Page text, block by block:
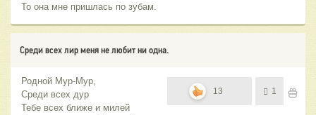
То она мне пришлась по зубам.
Среди всех лир меня не любит ни одна.
Родной Мур-Мур,
Среди всех дур
Тебе всех ближе и милей
13 1